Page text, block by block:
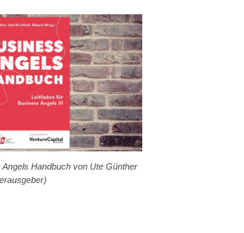
Handbuch von Ute Günther